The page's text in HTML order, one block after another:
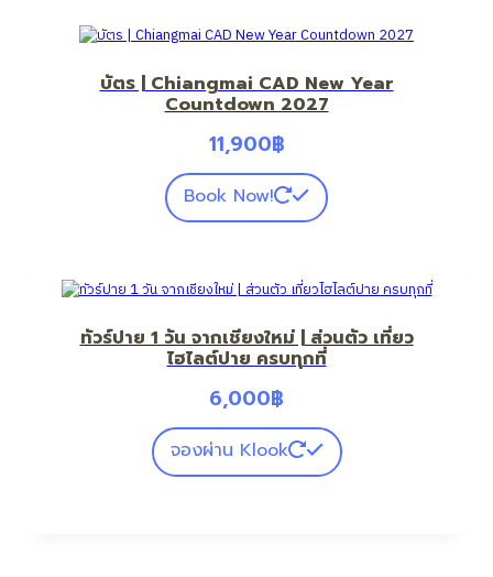
บัตร | Chiangmai CAD New Year
Countdown 2027
11,900฿
Book Now!
ทัวร์ปาย 1 วัน จากเชียงใหม่ | ส่วนตัว เที่ยว
ไฮไลต์ปาย ครบทุกที่
6,000฿
จองผ่าน Klook